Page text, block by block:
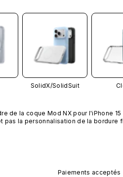
SolidX/SolidSuit
de la coque Mod NX pour l'iPhone
pas la personnalisation de la bordure
Paiements acceptés